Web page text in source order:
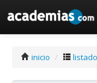
inicio /